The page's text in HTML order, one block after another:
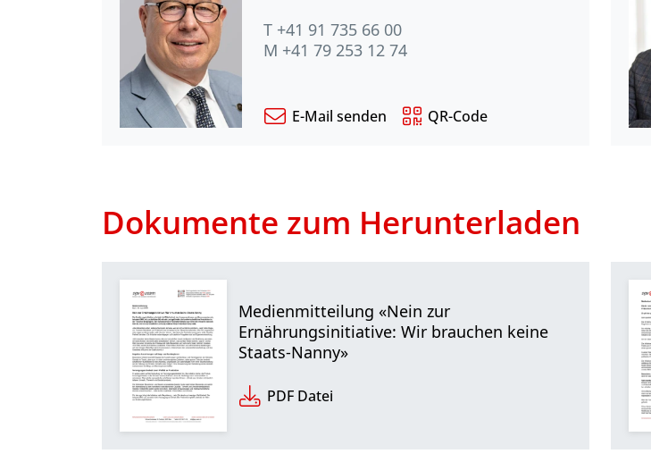
T +41 91 735 66 00
M +41 79 253 12 74
E-Mail senden QR-Code
Dokumente zum Herunterladen
Medienmitteilung «Nein zur
Ernährungsinitiative: Wir brauchen keine
Staats-Nanny»
PDF Datei